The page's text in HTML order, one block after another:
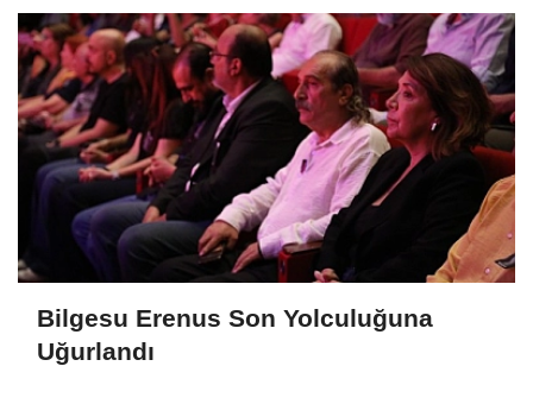
Bilgesu Erenus Son Yolculuğuna
Uğurlandı